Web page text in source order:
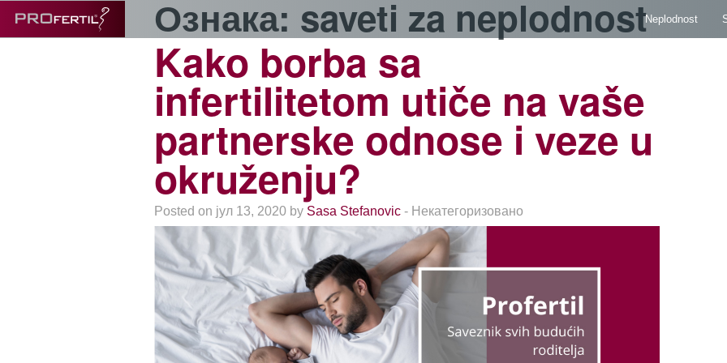
Neplodnost
Ознака: saveti za neplodnost
Kako borba sa
infertilitetom utiče na vaše
partnerske odnose i veze u
okruženju?
Posted on јул 13, 2020 by Sasa Stefanovic - Некатегоризовано